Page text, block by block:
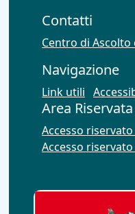
Contatti
Centro di Ascolto
Navigazione
Link utili
Area Riservata
Accesso
Accesso